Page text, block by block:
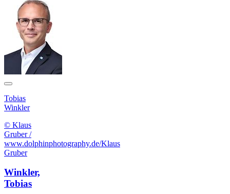
Tobias
Winkler
© Klaus
Gruber /
www.dolphinphotography.de/Klaus
Gruber
Winkler,
Tobias